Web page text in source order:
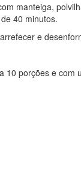
manteiga,
40 minutos.
e
10 porções e